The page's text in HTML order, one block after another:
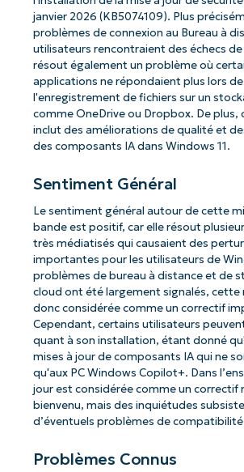
janvier 2026 (KB5074109). Plus
problèmes de connexion au Bureau à
utilisateurs rencontraient des échecs de
résout également un problème où
applications ne répondaient plus lors de
l'enregistrement de fichiers sur un
comme OneDrive ou Dropbox. De plus,
inclut des améliorations de qualité et
des composants IA dans Windows 11.
Sentiment Général
Le sentiment général autour de cette
bande est positif, car elle résout
très médiatisés qui causaient des
importantes pour les utilisateurs de
problèmes de bureau à distance et de
cloud ont été largement signalés, cette
donc considérée comme un correctif
Cependant, certains utilisateurs
quant à son installation, étant donné
mises à jour de composants IA qui ne
qu'aux PC Windows Copilot+. Dans
jour est considérée comme un correctif
bienvenu, mais des inquiétudes
d’éventuels problèmes de
Problèmes Connus